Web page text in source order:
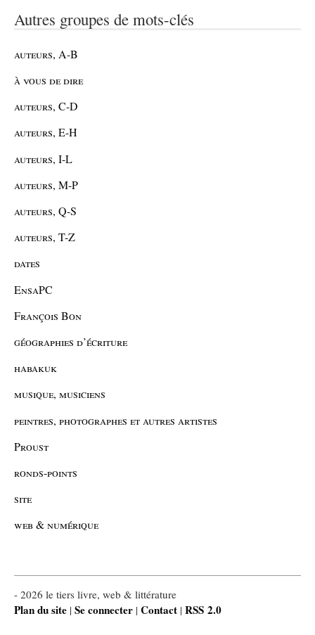
Autres groupes de mots-clés
auteurs, A-B
à vous de dire
auteurs, C-D
auteurs, E-H
auteurs, I-L
auteurs, M-P
auteurs, Q-S
auteurs, T-Z
dates
EnsaPC
François Bon
géographies d’écriture
habakuk
musique, musiciens
peintres, photographes et autres artistes
Proust
ronds-points
site
web & numérique
- 2026 le tiers livre, web & littérature
Plan du site | Se connecter | Contact | RSS 2.0